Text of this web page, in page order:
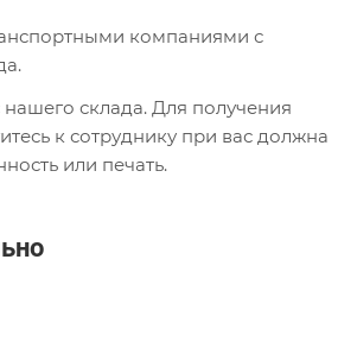
компаниями с
склада. Для получения
к сотруднику при вас должна
или печать.